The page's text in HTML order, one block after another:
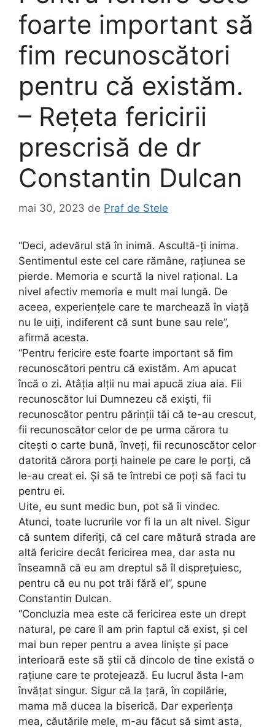
foarte important să
fim recunoscători
pentru că existăm.
– Reţeta fericirii
prescrisă de dr
Constantin Dulcan
mai 30, 2023 de Praf de Stele
“Deci, adevărul stă în inimă. Ascultă-ţi inima.
Sentimentul este cel care rămâne, raţiunea se
pierde. Memoria e scurtă la nivel raţional. La
nivel afectiv memoria e mult mai lungă. De
aceea, experienţele care te marchează în viaţă
nu le uiţi, indiferent că sunt bune sau rele”,
afirmă acesta.
“Pentru fericire este foarte important să fim
recunoscători pentru că existăm. Am apucat
încă o zi. Atâţia alţii nu mai apucă ziua aia. Fii
recunoscător lui Dumnezeu că exişti, fii
recunoscător pentru părinţii tăi că te-au crescut,
fii recunoscător celor de pe urma cărora tu
citeşti o carte bună, înveţi, fii recunoscător celor
datorită cărora porţi hainele pe care le porţi, că
le-au creat ei. Şi să te întrebi ce poţi să faci tu
pentru ei.
Uite, eu sunt medic bun, pot să îi vindec.
Atunci, toate lucrurile vor fi la un alt nivel. Sigur
că suntem diferiţi, că cel care mătură strada are
altă fericire decât fericirea mea, dar asta nu
înseamnă că eu am dreptul să îl dispreţuiesc,
pentru că eu nu pot trăi fără el”, spune
Constantin Dulcan.
“Concluzia mea este că fericirea este un drept
natural, pe care îl am prin faptul că exist, şi cel
mai bun reper pentru a avea linişte şi pace
interioară este să ştii că dincolo de tine există o
raţiune care te protejează. Eu lucrul ăsta l-am
învăţat singur. Sigur că la ţară, în copilărie,
mama mă ducea la biserică. Dar experienţa
mea, căutările mele, m-au făcut să simt asta,